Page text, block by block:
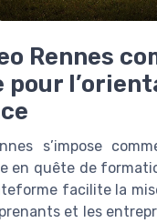
Rennes
pour
s’impose
en quête de
facilite la
et les